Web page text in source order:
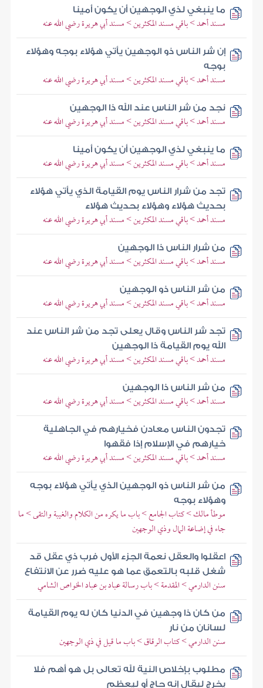
ما ينبغي لذي الوجهين أن يكون أمينا
مسند أحمد > باقي مسند المكثرين > مسند أبي هريرة رضي الله عنه
إن شر الناس ذو الوجهين يأتي هؤلاء بوجه وهؤلاء
بوجه
مسند أحمد > باقي مسند المكثرين > مسند أبي هريرة رضي الله عنه
نجد من شر الناس عند الله ذا الوجهين
مسند أحمد > باقي مسند المكثرين > مسند أبي هريرة رضي الله عنه
ما ينبغي لذي الوجهين أن يكون أمينا
مسند أحمد > باقي مسند المكثرين > مسند أبي هريرة رضي الله عنه
تجد من شرار الناس يوم القيامة الذي يأتي هؤلاء
بحديث هؤلاء وهؤلاء بحديث هؤلاء
مسند أحمد > باقي مسند المكثرين > مسند أبي هريرة رضي الله عنه
من شرار الناس ذا الوجهين
مسند أحمد > باقي مسند المكثرين > مسند أبي هريرة رضي الله عنه
من شر الناس ذو الوجهين
مسند أحمد > باقي مسند المكثرين > مسند أبي هريرة رضي الله عنه
تجد شر الناس وقال يعلى تجد من شر الناس عند
الله يوم القيامة ذا الوجهين
مسند أحمد > باقي مسند المكثرين > مسند أبي هريرة رضي الله عنه
من شر الناس ذا الوجهين
مسند أحمد > باقي مسند المكثرين > مسند أبي هريرة رضي الله عنه
تجدون الناس معادن فخيارهم في الجاهلية
خيارهم في الإسلام إذا فقهوا
مسند أحمد > باقي مسند المكثرين > مسند أبي هريرة رضي الله عنه
من شر الناس ذو الوجهين الذي يأتي هؤلاء بوجه
وهؤلاء بوجه
موطأ مالك > كتاب الجامع > باب ما يكره من الكلام والغيبة والتقى > ما
جاء في إضاعة المال وذي الوجهين
اعقلوا والعقل نعمة الجزء الأول فرب ذي عقل قد
شغل قلبه بالتعمق عما هو عليه ضرر عن الانتفاع
سنن الدارمي > المقدمة > باب رسالة عباد بن عباد الخواص الشامي
من كان ذا وجهين في الدنيا كان له يوم القيامة
لسانان من نار
سنن الدارمي > كتاب الرقاق > باب ما قيل في ذي الوجهين
مطلوب بإخلاص النية لله تعالى بل هو أهم فلا
يخرج ليقال إنه حاج أو ليعظم